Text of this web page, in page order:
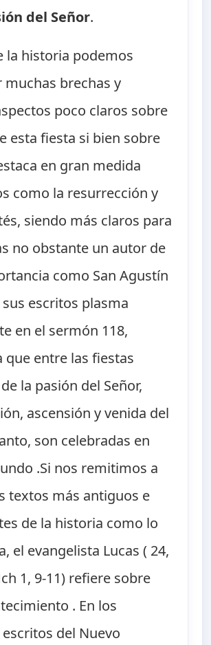
del Señor.
la historia podemos
muchas brechas y
poco claros sobre
esta fiesta si bien sobre
en gran medida
como la resurrección y
siendo más claros para
no obstante un autor de
como San Agustín
escritos plasma
en el sermón 118,
que entre las fiestas
la pasión del Señor,
ascensión y venida del
son celebradas en
.Si nos remitimos a
textos más antiguos e
de la historia como lo
el evangelista Lucas ( 24,
1, 9-11) refiere sobre
. En los
del Nuevo